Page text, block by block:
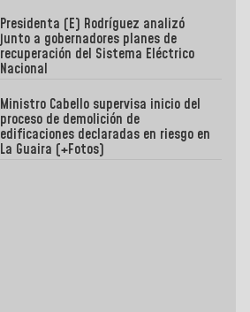
Presidenta (E) Rodríguez analizó
junto a gobernadores planes de
recuperación del Sistema Eléctrico
Nacional
Ministro Cabello supervisa inicio del
proceso de demolición de
edificaciones declaradas en riesgo en
La Guaira (+Fotos)